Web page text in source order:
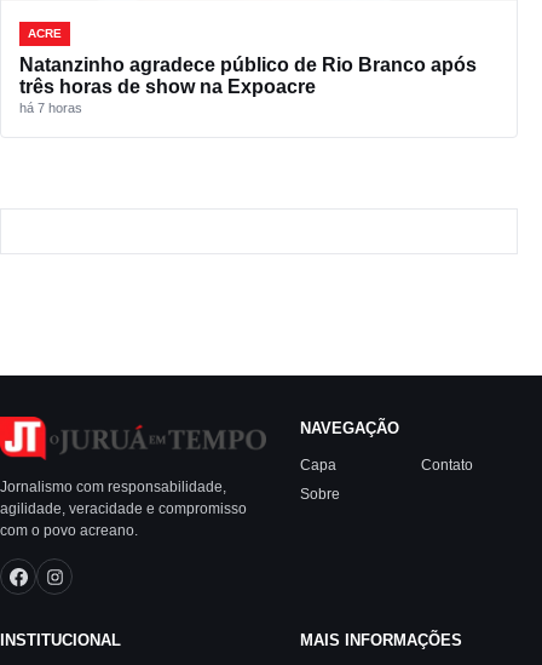
ACRE
Natanzinho agradece público de Rio Branco após
três horas de show na Expoacre
há 7 horas
Jornalismo com responsabilidade,
agilidade, veracidade e compromisso
com o povo acreano.
NAVEGAÇÃO
Capa
Sobre
Contato
INSTITUCIONAL MAIS INFORMAÇÕES